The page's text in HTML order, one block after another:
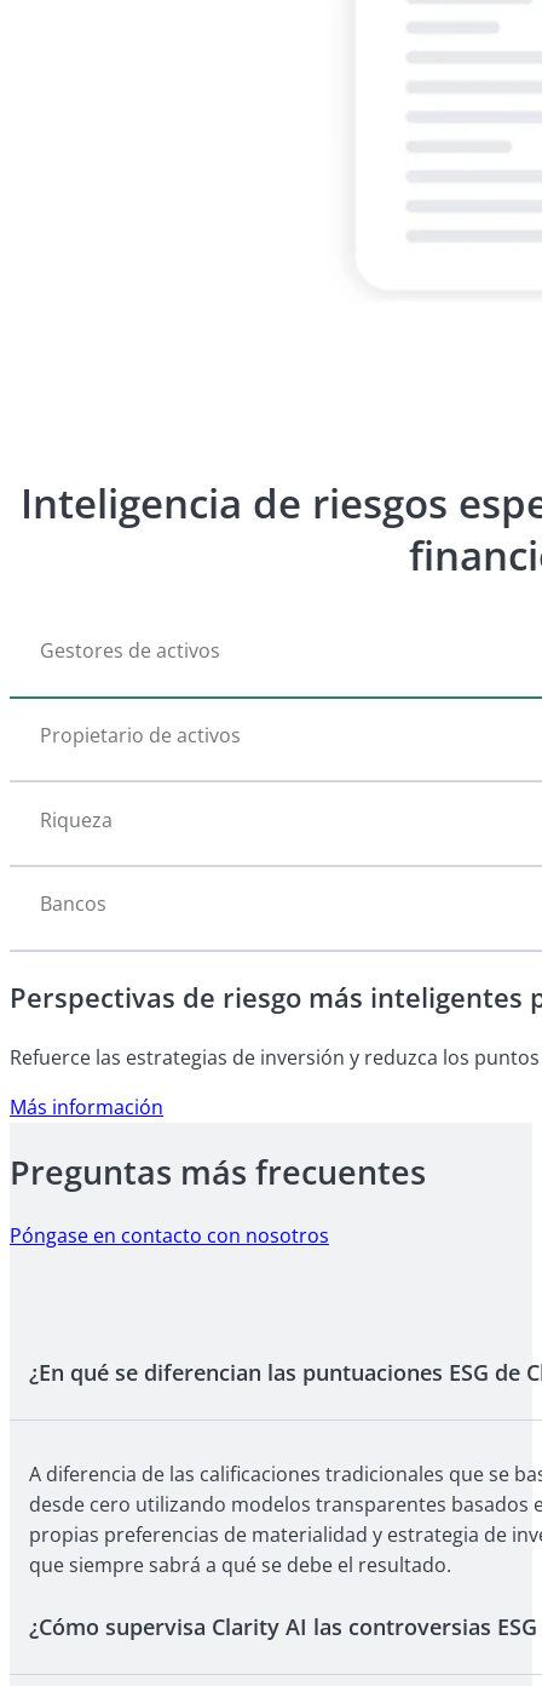
Inteligencia de riesgos
Gestores de activos
Propietario de activos
Riqueza
Bancos
Perspectivas de riesgo más
Refuerce las estrategias de inversión y reduzca los
Más información
Preguntas más frecuentes
Póngase en contacto con nosotros
¿En qué se diferencian las puntuaciones ESG
A diferencia de las calificaciones tradicionales que se
desde cero utilizando modelos transparentes
propias preferencias de materialidad y estrategia de
que siempre sabrá a qué se debe el resultado.
¿Cómo supervisa Clarity AI las controversias